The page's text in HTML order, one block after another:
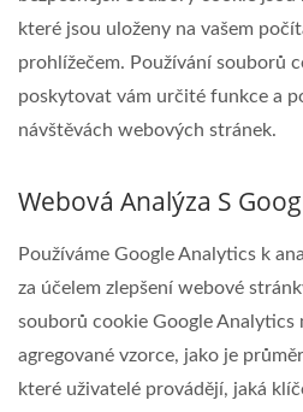
které jsou uloženy na vašem
prohlížečem. Používání souborů
poskytovat vám určité funkce a
návštěvách webových stránek.
Webová Analýza S
Používáme Google Analytics k
za účelem zlepšení webové
souborů cookie Google Analytics
agregované vzorce, jako je
které uživatelé provádějí, jaká